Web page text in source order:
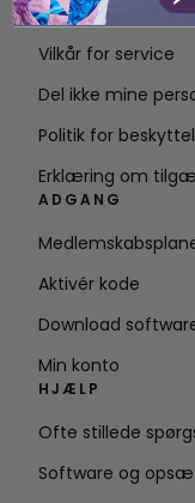
Kontakt
Vilkår for service
Del ikke mine
Politik for
Erklæring om
ADGANG
Aktivér kode
Download
Min konto
HJÆLP
Ofte stillede
Software og